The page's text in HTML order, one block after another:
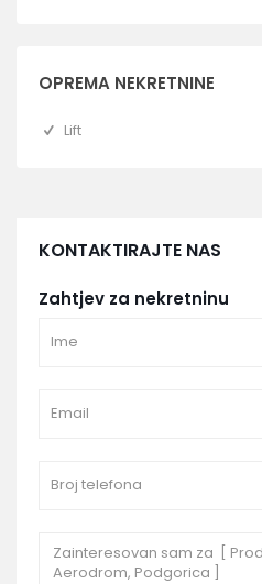
OPREMA NEKRETNINE
Lift
KONTAKTIRAJTE NAS
Zahtjev za nekretninu